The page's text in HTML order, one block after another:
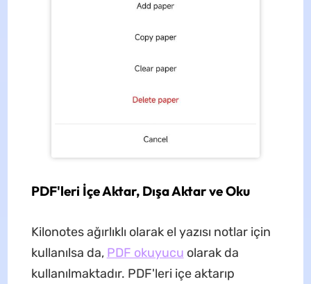
PDF'leri İçe Aktar, Dışa Aktar ve Oku
Kilonotes ağırlıklı olarak el yazısı notlar için
kullanılsa da, PDF okuyucu olarak da
kullanılmaktadır. PDF'leri içe aktarıp